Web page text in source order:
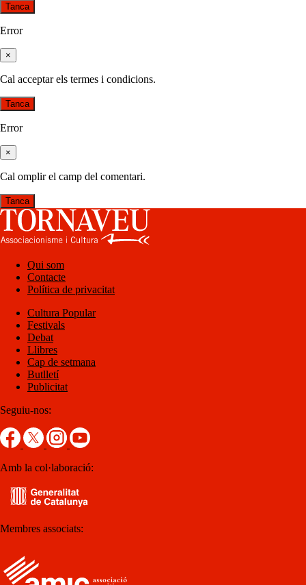
Tanca
Error
×
Cal acceptar els termes i condicions.
Tanca
Error
×
Cal omplir el camp del comentari.
Tanca
Qui som
Contacte
Política de privacitat
Cultura Popular
Festivals
Debat
Llibres
Cap de setmana
Butlletí
Publicitat
Seguiu-nos:
Amb la col·laboració:
Membres associats: